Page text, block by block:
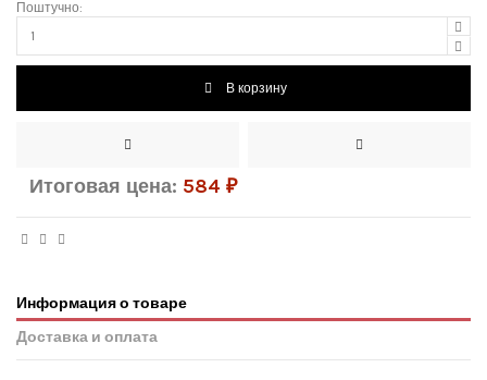
Поштучно:
В корзину
Итоговая цена: 584 ₽
Информация о товаре
Доставка и оплата